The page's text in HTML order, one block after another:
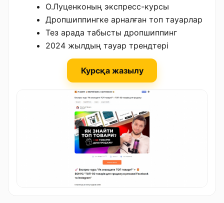
О.Луценконың экспресс-курсы
Дропшиппингке арналған топ тауарлар
Тез арада табысты дропшиппинг
2024 жылдың тауар трендтері
Курсқа жазылу